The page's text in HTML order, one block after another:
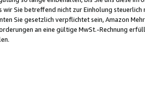
wir Sie betreffend nicht zur Einholung
Sie gesetzlich verpflichtet sein, Amazon
an eine gültige MwSt.-Rechnung